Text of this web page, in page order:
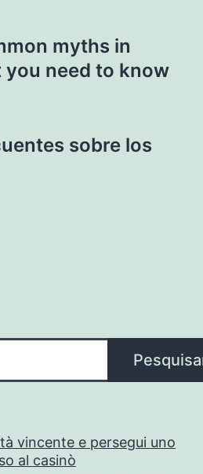
myths in
you need to know
sobre los
vincente e persegui uno
al casinò